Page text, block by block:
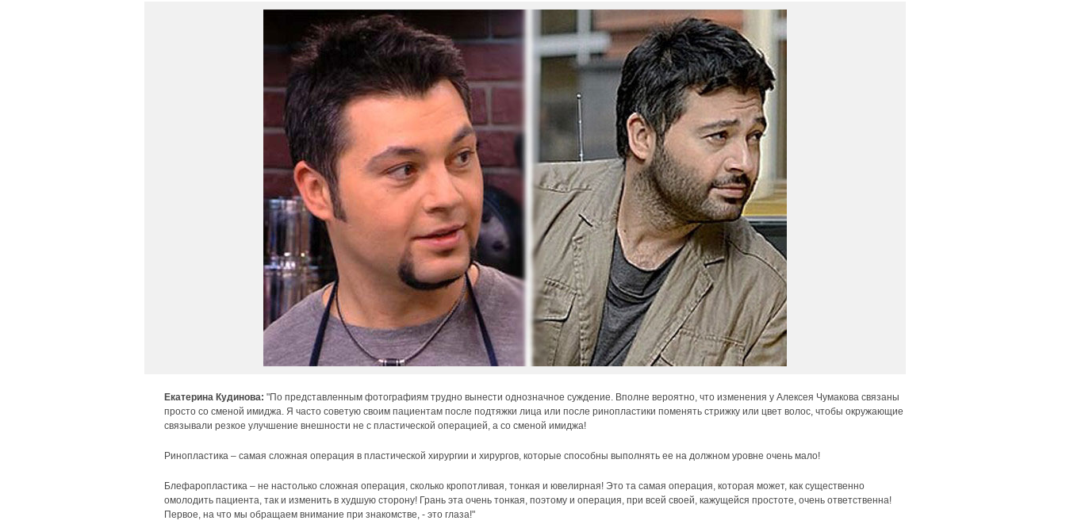
Екатерина Кудинова: "По представленным фотографиям трудно вынести однозначное суждение. Вполне вероятно, что изменения у Алексея Чумакова связаны
просто со сменой имиджа. Я часто советую своим пациентам после подтяжки лица или после ринопластики поменять стрижку или цвет волос, чтобы окружающие
связывали резкое улучшение внешности не с пластической операцией, а со сменой имиджа!
Ринопластика – самая сложная операция в пластической хирургии и хирургов, которые способны выполнять ее на должном уровне очень мало!
Блефаропластика – не настолько сложная операция, сколько кропотливая, тонкая и ювелирная! Это та самая операция, которая может, как существенно
омолодить пациента, так и изменить в худшую сторону! Грань эта очень тонкая, поэтому и операция, при всей своей, кажущейся простоте, очень ответственна!
Первое, на что мы обращаем внимание при знакомстве, - это глаза!"